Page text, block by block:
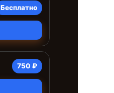
Бесплатно
750 ₽